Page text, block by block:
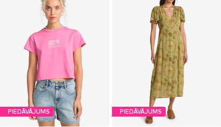
PIEDĀVĀJUMS PIEDĀVĀJUMS